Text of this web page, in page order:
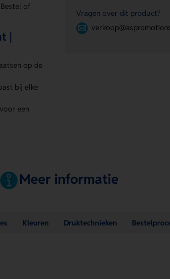
of
|
op de
bij elke
een
Vragen over dit product?
Meer informatie
Kleuren Druktechnieken